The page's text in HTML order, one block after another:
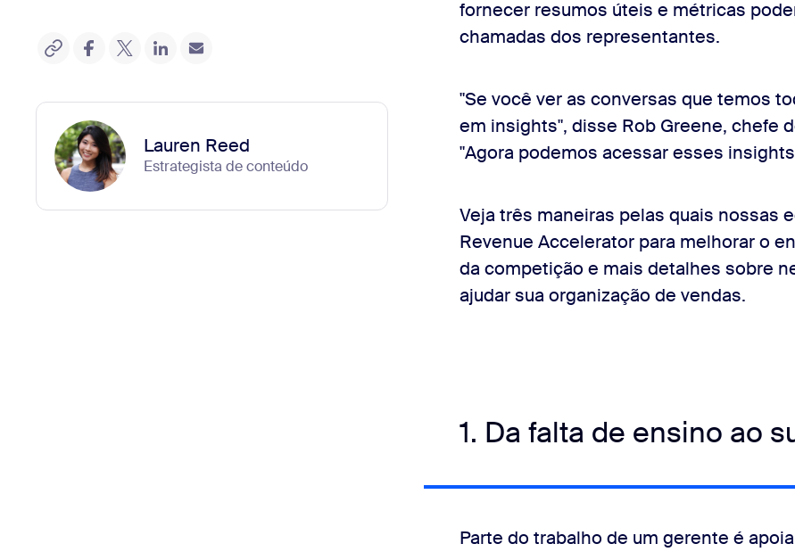
Lauren Reed
Estrategista de conteúdo
fornecer resumos úteis e métricas
chamadas dos representantes.
"Se você ver as conversas que temos
em insights", disse Rob Greene, chefe
"Agora podemos acessar esses
Veja três maneiras pelas quais nossas
Revenue Accelerator para melhorar o
da competição e mais detalhes sobre
ajudar sua organização de vendas.
1. Da falta de ensino ao
Parte do trabalho de um gerente é